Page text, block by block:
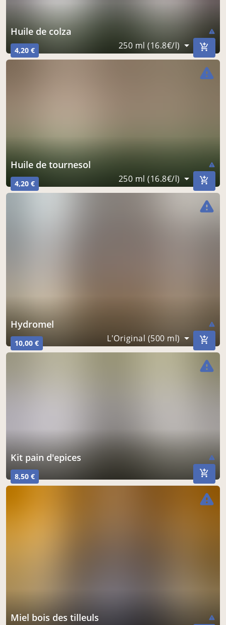
huile de colza warning
4,20 € 250 ml (16.8€/l)
huile de tournesol warning
4,20 € 250 ml (16.8€/l)
warning
hydromel warning
10,00 € L'Original (500 ml)
warning
kit pain d'epices warning
8,50 €
warning
miel bois des tilleuls warning
warning